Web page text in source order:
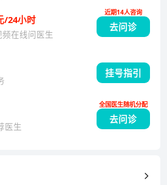
员，中华医学会上海分会骨科专
医师协会骨科分会委员、上海创
医学会骨与关节专委会副主任委
柱脊髓专委会委员、上海分会候
分会副主任委员、上海分会主任
骨科分会副主任委员、上海分会
擅长脊柱肿瘤、颈椎病、腰椎疾
/24小时
在线问医生
去问诊
近期14人咨询
挂号指引
医生
去问诊
全国医生随机分配